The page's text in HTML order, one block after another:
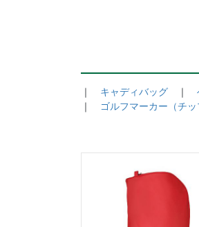
｜ キャディバッグ ｜
｜
ゴルフマーカー（チッ